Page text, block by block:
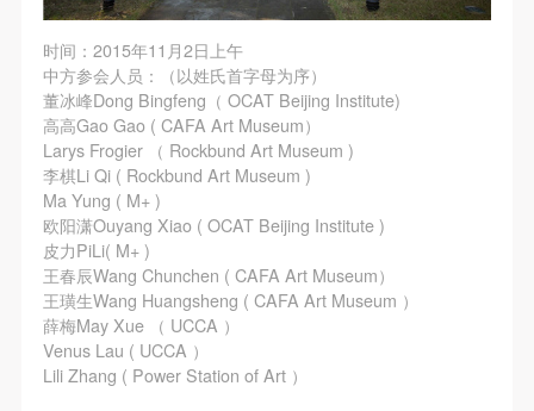
时间：2015年11月2日上午
中方参会人员：（以姓氏首字母为序）
董冰峰Dong Bingfeng（ OCAT Beijing Institute)
高高Gao Gao ( CAFA Art Museum）
Larys Frogier （ Rockbund Art Museum )
李棋Li Qi ( Rockbund Art Museum )
Ma Yung ( M+ )
欧阳潇Ouyang Xiao ( OCAT Beijing Institute )
皮力PiLi( M+ )
王春辰Wang Chunchen ( CAFA Art Museum）
王璜生Wang Huangsheng ( CAFA Art Museum ）
薛梅May Xue （ UCCA ）
Venus Lau ( UCCA ）
Lili Zhang ( Power Station of Art ）